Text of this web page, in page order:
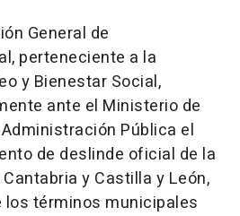
General de
perteneciente a la
y Bienestar Social,
ante el Ministerio de
Pública el
de deslinde oficial de la
y Castilla y León,
los términos municipales